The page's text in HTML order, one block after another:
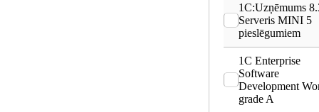
1C:Uzņēmums
Serveris MINI 5
pieslēgumiem
1C Enterprise
Software
Development
grade A